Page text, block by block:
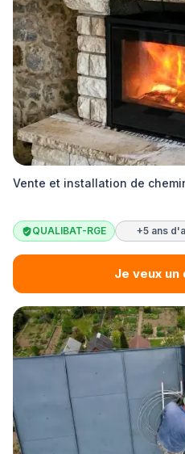
Vente et installation de
QUALIBAT-RGE +5 ans
Je veux